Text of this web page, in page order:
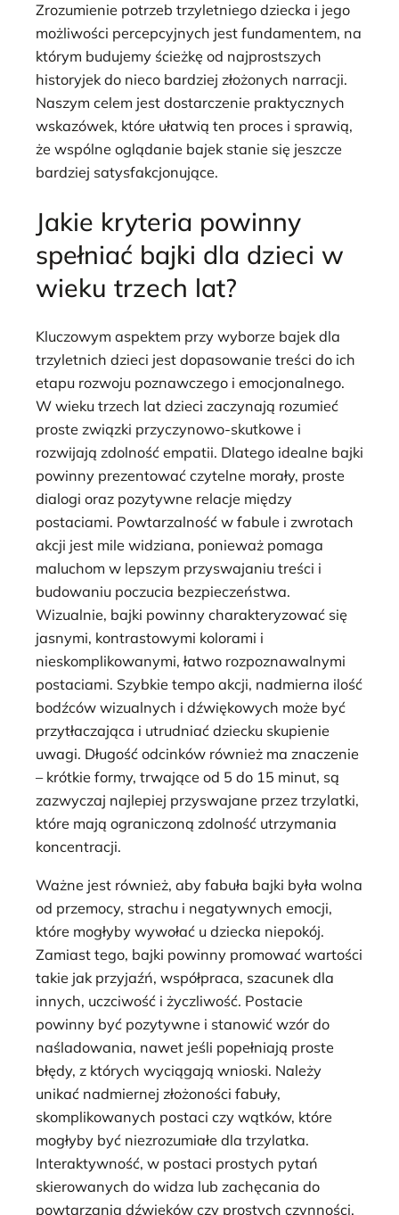
Zrozumienie potrzeb trzyletniego dziecka i jego
możliwości percepcyjnych jest fundamentem, na
którym budujemy ścieżkę od najprostszych
historyjek do nieco bardziej złożonych narracji.
Naszym celem jest dostarczenie praktycznych
wskazówek, które ułatwią ten proces i sprawią,
że wspólne oglądanie bajek stanie się jeszcze
bardziej satysfakcjonujące.
Jakie kryteria powinny
spełniać bajki dla dzieci w
wieku trzech lat?
Kluczowym aspektem przy wyborze bajek dla
trzyletnich dzieci jest dopasowanie treści do ich
etapu rozwoju poznawczego i emocjonalnego.
W wieku trzech lat dzieci zaczynają rozumieć
proste związki przyczynowo-skutkowe i
rozwijają zdolność empatii. Dlatego idealne bajki
powinny prezentować czytelne morały, proste
dialogi oraz pozytywne relacje między
postaciami. Powtarzalność w fabule i zwrotach
akcji jest mile widziana, ponieważ pomaga
maluchom w lepszym przyswajaniu treści i
budowaniu poczucia bezpieczeństwa.
Wizualnie, bajki powinny charakteryzować się
jasnymi, kontrastowymi kolorami i
nieskomplikowanymi, łatwo rozpoznawalnymi
postaciami. Szybkie tempo akcji, nadmierna ilość
bodźców wizualnych i dźwiękowych może być
przytłaczająca i utrudniać dziecku skupienie
uwagi. Długość odcinków również ma znaczenie
– krótkie formy, trwające od 5 do 15 minut, są
zazwyczaj najlepiej przyswajane przez trzylatki,
które mają ograniczoną zdolność utrzymania
koncentracji.
Ważne jest również, aby fabuła bajki była wolna
od przemocy, strachu i negatywnych emocji,
które mogłyby wywołać u dziecka niepokój.
Zamiast tego, bajki powinny promować wartości
takie jak przyjaźń, współpraca, szacunek dla
innych, uczciwość i życzliwość. Postacie
powinny być pozytywne i stanowić wzór do
naśladowania, nawet jeśli popełniają proste
błędy, z których wyciągają wnioski. Należy
unikać nadmiernej złożoności fabuły,
skomplikowanych postaci czy wątków, które
mogłyby być niezrozumiałe dla trzylatka.
Interaktywność, w postaci prostych pytań
skierowanych do widza lub zachęcania do
powtarzania dźwięków czy prostych czynności,